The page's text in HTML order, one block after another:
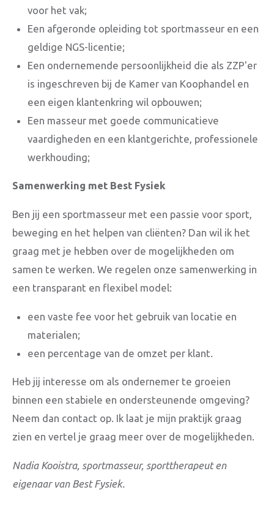
voor het vak;
Een afgeronde opleiding tot sportmasseur en een
geldige NGS-licentie;
Een ondernemende persoonlijkheid die als ZZP'er
is ingeschreven bij de Kamer van Koophandel en
een eigen klantenkring wil opbouwen;
Een masseur met goede communicatieve
vaardigheden en een klantgerichte, professionele
werkhouding;
Samenwerking met Best Fysiek
Ben jij een sportmasseur met een passie voor sport,
beweging en het helpen van cliënten? Dan wil ik het
graag met je hebben over de mogelijkheden om
samen te werken. We regelen onze samenwerking in
een transparant en flexibel model:
een vaste fee voor het gebruik van locatie en
materialen;
een percentage van de omzet per klant.
Heb jij interesse om als ondernemer te groeien
binnen een stabiele en ondersteunende omgeving?
Neem dan contact op. Ik laat je mijn praktijk graag
zien en vertel je graag meer over de mogelijkheden.
Nadia Kooistra, sportmasseur, sporttherapeut en
eigenaar van Best Fysiek.